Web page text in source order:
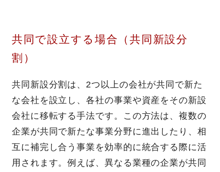
共同で設立する場合（共同新設分
割）
共同新設分割は、2つ以上の会社が共同で新た
な会社を設立し、各社の事業や資産をその新設
会社に移転する手法です。この方法は、複数の
企業が共同で新たな事業分野に進出したり、相
互に補完し合う事業を効率的に統合する際に活
用されます。例えば、異なる業種の企業が共同